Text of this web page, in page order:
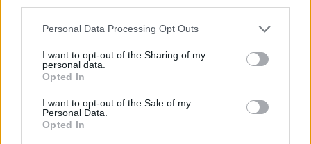
Personal Data Processing Opt Outs
I want to opt-out of the Sharing of my
personal data.
Opted In
I want to opt-out of the Sale of my
Personal Data.
Opted In
74%υγρ.
16 Km/h
28 °C
57%υγρ.
4 Μπφ B
31